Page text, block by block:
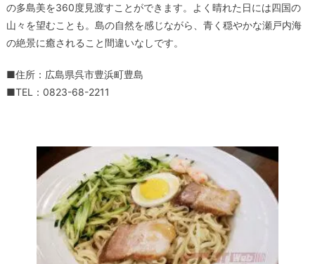
の多島美を360度見渡すことができます。よく晴れた日には四国の
山々を望むことも。島の自然を感じながら、青く穏やかな瀬戸内海
の絶景に癒されること間違いなしです。
■住所：広島県呉市豊浜町豊島
■TEL：0823-68-2211